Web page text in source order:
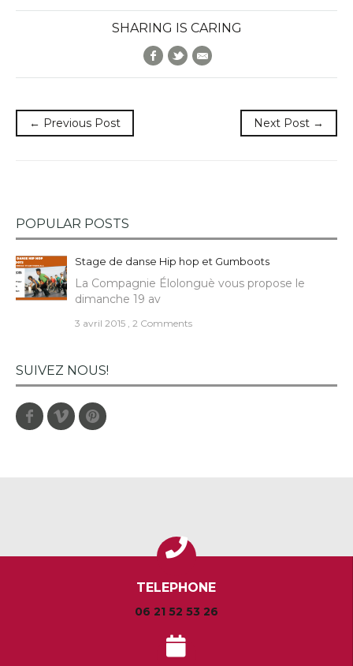
SHARING IS CARING
Facebook
TwitterE-Mail
← Previous Post Next Post →
POPULAR POSTS
Stage de danse Hip hop et Gumboots
La Compagnie Élolonguè vous propose le
dimanche 19 av
3 avril 2015 , 2 Comments
SUIVEZ NOUS!
Facebook
Vimeo
TELEPHONE
06 21 52 53 26